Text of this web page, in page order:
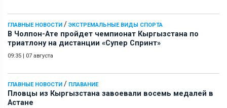
ГЛАВНЫЕ НОВОСТИ / ЭКСТРЕМАЛЬНЫЕ ВИДЫ СПОРТА
В Чолпон-Ате пройдет чемпионат Кыргызстана по
триатлону на дистанции «Супер Спринт»
09:35 | 07 августа
ГЛАВНЫЕ НОВОСТИ / ПЛАВАНИЕ
Пловцы из Кыргызстана завоевали восемь медалей в
Астане